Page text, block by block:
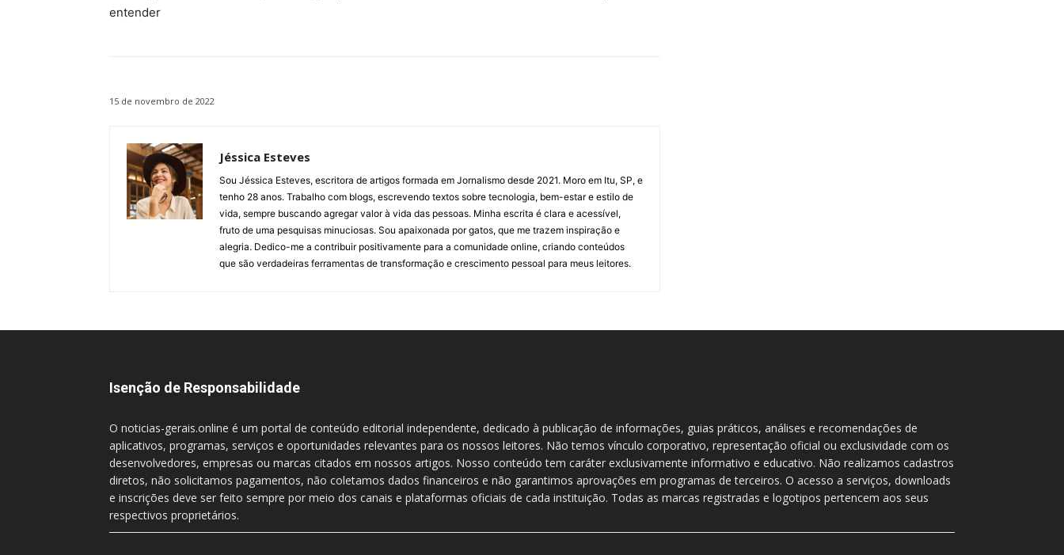
entender
15 de novembro de 2022
Jéssica Esteves
Sou Jéssica Esteves, escritora de artigos formada em Jornalismo desde 2021. Moro em Itu, SP, e
tenho 28 anos. Trabalho com blogs, escrevendo textos sobre tecnologia, bem-estar e estilo de
vida, sempre buscando agregar valor à vida das pessoas. Minha escrita é clara e acessível,
fruto de uma pesquisas minuciosas. Sou apaixonada por gatos, que me trazem inspiração e
alegria. Dedico-me a contribuir positivamente para a comunidade online, criando conteúdos
que são verdadeiras ferramentas de transformação e crescimento pessoal para meus leitores.
Isenção de Responsabilidade
O noticias-gerais.online é um portal de conteúdo editorial independente, dedicado à publicação de informações, guias práticos, análises e recomendações de
aplicativos, programas, serviços e oportunidades relevantes para os nossos leitores. Não temos vínculo corporativo, representação oficial ou exclusividade com os
desenvolvedores, empresas ou marcas citados em nossos artigos. Nosso conteúdo tem caráter exclusivamente informativo e educativo. Não realizamos cadastros
diretos, não solicitamos pagamentos, não coletamos dados financeiros e não garantimos aprovações em programas de terceiros. O acesso a serviços, downloads
e inscrições deve ser feito sempre por meio dos canais e plataformas oficiais de cada instituição. Todas as marcas registradas e logotipos pertencem aos seus
respectivos proprietários.